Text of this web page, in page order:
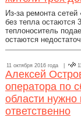
Из-за ремонта
без тепла
теплоноситель
остаются
11 октября 2016 года |
Алексей
оператора по
области
ответственно